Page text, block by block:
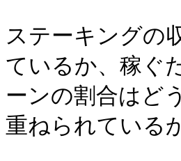
ステーキングの
ているか、稼ぐ
ーンの割合はど
重ねられている